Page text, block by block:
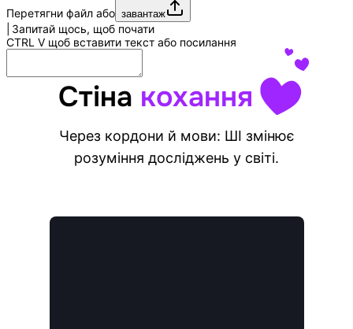
Перетягни файл або завантаж
Запитай щось, щоб почати
CTRL V щоб вставити текст або посилання
Стіна кохання
Через кордони й мови: ШІ змінює
розуміння досліджень у світі.